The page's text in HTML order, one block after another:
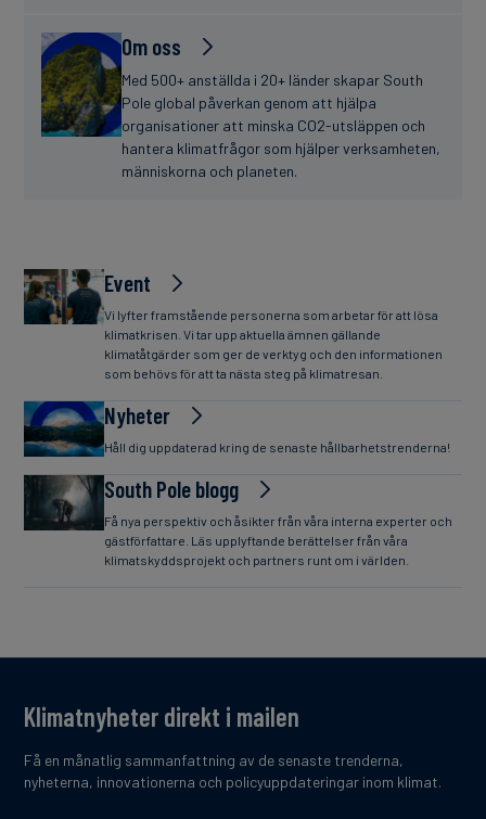
Om oss
Med 500+ anställda i 20+ länder skapar South
Pole global påverkan genom att hjälpa
organisationer att minska CO2-utsläppen och
hantera klimatfrågor som hjälper verksamheten,
människorna och planeten.
Event
Vi lyfter framstående personerna som arbetar för att lösa
klimatkrisen. Vi tar upp aktuella ämnen gällande
klimatåtgärder som ger de verktyg och den informationen
som behövs för att ta nästa steg på klimatresan.
Nyheter
Håll dig uppdaterad kring de senaste hållbarhetstrenderna!
South Pole blogg
Få nya perspektiv och åsikter från våra interna experter och
gästförfattare. Läs upplyftande berättelser från våra
klimatskyddsprojekt och partners runt om i världen.
Klimatnyheter direkt i mailen
Få en månatlig sammanfattning av de senaste trenderna,
nyheterna, innovationerna och policyuppdateringar inom klimat.